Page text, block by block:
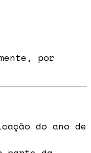
por
do ano de